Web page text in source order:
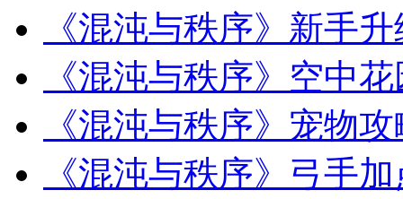
《混沌与秩序》新手
《混沌与秩序》空中
《混沌与秩序》宠物
《混沌与秩序》弓手